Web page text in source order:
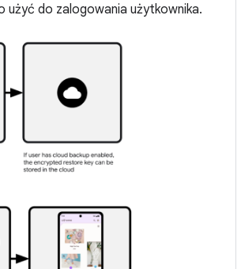
użyć do zalogowania użytkownika.